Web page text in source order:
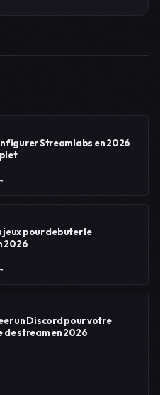
Streamlabs en 2026
→
jeux pour debuter le
2026
→
un Discord pour votre
de stream en 2026